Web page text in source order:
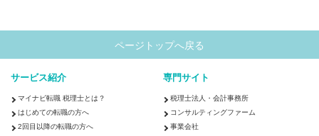
ページトップへ戻る
サービス紹介
マイナビ転職 税理士とは？
はじめての転職の方へ
2回目以降の転職の方へ
専門サイト
税理士法人・会計事務所
コンサルティングファーム
事業会社